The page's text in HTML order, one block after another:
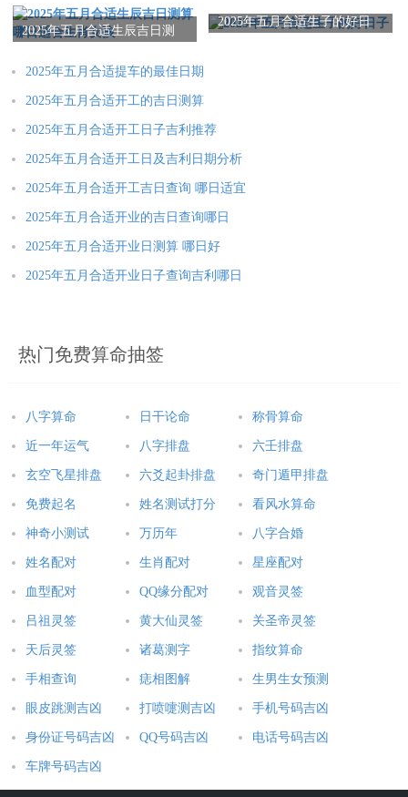
选日子时也要注意避开忌讳。比如5月13日这天虽然宜入宅，但
忌嫁娶安床，要是正巧要办喜事就得注意了。还有就是要避开和
搬家前的准备工作
选好了吉日，准备工作也要跟上！提前打包好东西，联系好搬家
公司，新家做好清洁。吉日当天可以先把锅碗瓢盆搬进去，象征
衣食无忧。记得在吉时把床铺好，这样当晚就能睡个好觉。这些
细节做到位，好日子才能发挥最大作用，你说对不对？
搬家后的注意事项
滚。把窗户都打开通通风，让好运气流转起来。邀请亲朋好友来
还是下旬的25日、29日、31日，都是经过时间检验的好日子。当
然啦，最重要的还是保持好心情，毕竟家和万事兴嘛！建议可以
把这几个日子记在手机日历里，到时候就不会手忙脚乱啦。新的
一年新的家，愿大家都能在吉日里搬进称心如意的新居！
2025年五月合适生辰吉日测
2025年五月合适生子的好日
2025年五月合适提车的最佳日期
2025年五月合适开工的吉日测算
2025年五月合适开工日子吉利推荐
2025年五月合适开工日及吉利日期分析
2025年五月合适开工吉日查询 哪日适宜
2025年五月合适开业的吉日查询哪日
2025年五月合适开业日测算 哪日好
2025年五月合适开业日子查询吉利哪日
热门免费算命抽签
八字算命 日干论命 称骨算命
近一年运气 八字排盘 六壬排盘
玄空飞星排盘 六爻起卦排盘 奇门遁甲排盘
免费起名 姓名测试打分 看风水算命
神奇小测试 万历年 八字合婚
姓名配对 生肖配对 星座配对
血型配对 QQ缘分配对 观音灵签
吕祖灵签 黄大仙灵签 关圣帝灵签
天后灵签 诸葛测字 指纹算命
手相查询 痣相图解 生男生女预测
眼皮跳测吉凶 打喷嚏测吉凶 手机号码吉凶
身份证号码吉凶 QQ号码吉凶 电话号码吉凶
车牌号码吉凶